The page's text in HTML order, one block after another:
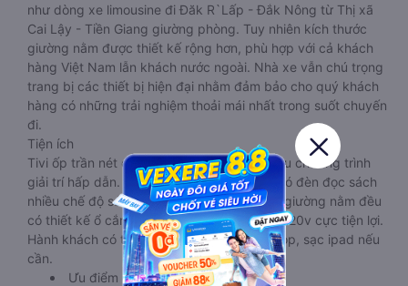
như dòng xe limousine đi Đăk R`Lấp - Đắk Nông từ Thị xã
Cai Lậy - Tiền Giang giường phòng. Tuy nhiên kích thước
giường nằm được thiết kế rộng hơn, phù hợp với cả khách
hàng Việt Nam lẫn khách nước ngoài. Nhà xe vẫn chú trọng
trang bị các thiết bị hiện đại nhằm đảm bảo cho quý khách
hàng có những trải nghiệm thoải mái nhất trong suốt chuyến
đi.
Tiện ích
Tivi ốp trần nét cứng, đầu HD tích hợp nhiều chương trình
giải trí hấp dẫn. Trong phòng có tai nghe, có đèn đọc sách
nhiều chế độ sáng, wifi tốc độ cao. Tại mỗi giường nằm đều
có thiết kế ổ cắm sạc đa năng nguồn điện 220v cực tiện lợi.
Hành khách có thể sạc điện thoại, sạc laptop, sạc ipad nếu
cần.
Ưu điểm